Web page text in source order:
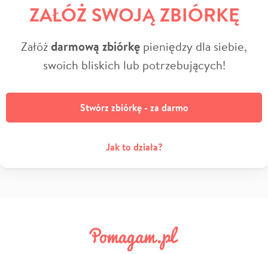
ZAŁÓŻ SWOJĄ ZBIÓRKĘ
Załóżdarmową zbiórkę pieniędzy dla siebie,
swoich bliskich lub potrzebujących!
Stwórz zbiórkę - za darmo
Jak to działa?